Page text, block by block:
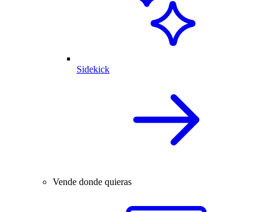
Sidekick
Vende donde quieras